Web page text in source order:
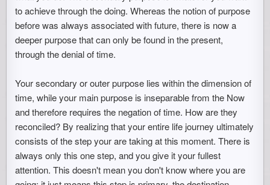
to achieve through the doing. Whereas the notion of purpose
before was always associated with future, there is now a
deeper purpose that can only be found in the present,
through the denial of time.
Your secondary or outer purpose lies within the dimension of
time, while your main purpose is inseparable from the Now
and therefore requires the negation of time. How are they
reconciled? By realizing that your entire life journey ultimately
consists of the step your are taking at this moment. There is
always only this one step, and you give it your fullest
attention. This doesn't mean you don't know where you are